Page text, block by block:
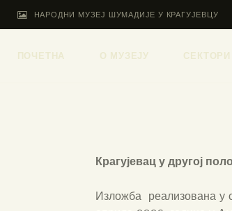
НАРОДНИ МУЗЕЈ ШУМАДИЈЕ У КРАГУЈЕВЦУ
ПОЧЕТНА О МУЗЕЈУ СЕКТОРИ
Крагујевац у другој
Изложба реализована у